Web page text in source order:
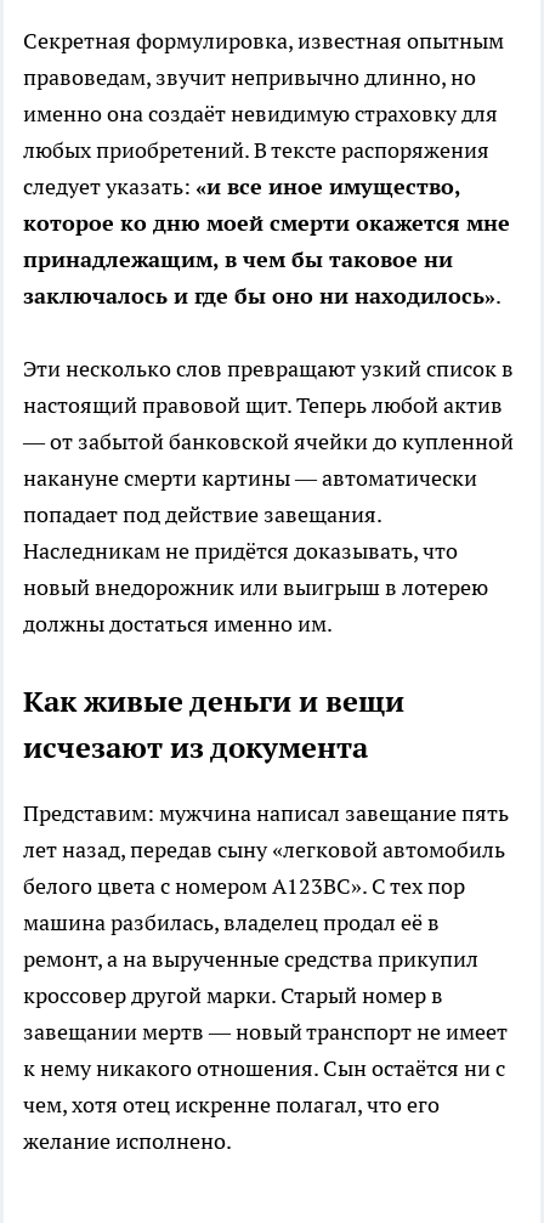
Секретная формулировка, известная опытным
правоведам, звучит непривычно длинно, но
именно она создаёт невидимую страховку для
любых приобретений. В тексте распоряжения
следует указать: «и все иное имущество,
которое ко дню моей смерти окажется мне
принадлежащим, в чем бы таковое ни
заключалось и где бы оно ни находилось».
Эти несколько слов превращают узкий список в
настоящий правовой щит. Теперь любой актив
— от забытой банковской ячейки до купленной
накануне смерти картины — автоматически
попадает под действие завещания.
Наследникам не придётся доказывать, что
новый внедорожник или выигрыш в лотерею
должны достаться именно им.
Как живые деньги и вещи
исчезают из документа
Представим: мужчина написал завещание пять
лет назад, передав сыну «легковой автомобиль
белого цвета с номером А123ВС». С тех пор
машина разбилась, владелец продал её в
ремонт, а на вырученные средства прикупил
кроссовер другой марки. Старый номер в
завещании мертв — новый транспорт не имеет
к нему никакого отношения. Сын остаётся ни с
чем, хотя отец искренне полагал, что его
желание исполнено.